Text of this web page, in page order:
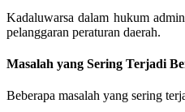
Kadaluwarsa dalam hukum
pelanggaran peraturan daerah.
Masalah yang Sering Terjadi
Beberapa masalah yang sering